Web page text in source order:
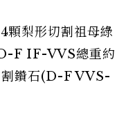
顆梨形切割祖母綠
F IF-VVS總重約
割鑽石(D-F VVS-